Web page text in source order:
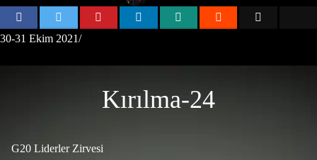
30-31 Ekim 2021/
Kırılma-24
G20 Liderler Zirvesi